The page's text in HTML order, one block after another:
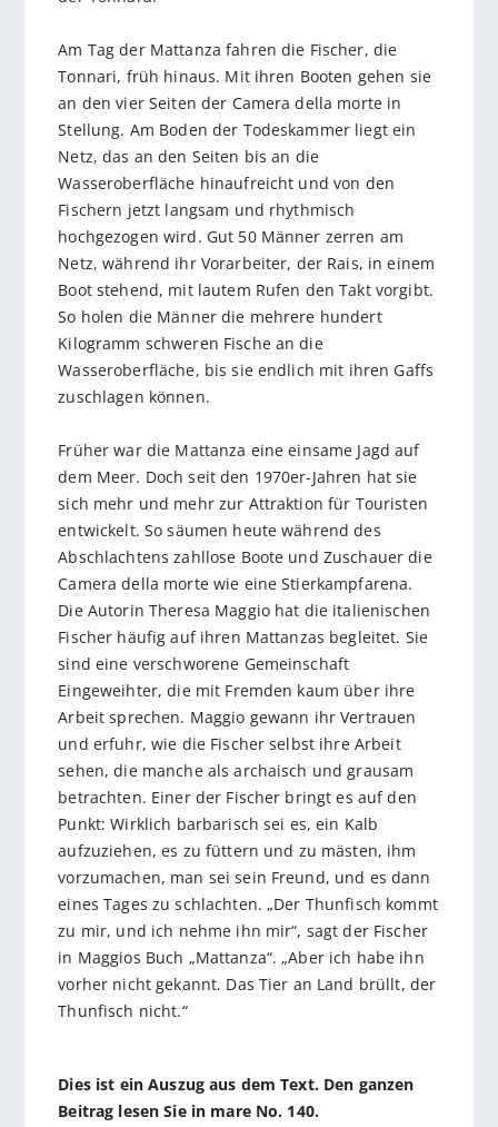
Am Tag der Mattanza fahren die Fischer, die
Tonnari, früh hinaus. Mit ihren Booten gehen sie
an den vier Seiten der Camera della morte in
Stellung. Am Boden der Todeskammer liegt ein
Netz, das an den Seiten bis an die
Wasseroberfläche hinaufreicht und von den
Fischern jetzt langsam und rhythmisch
hochgezogen wird. Gut 50 Männer zerren am
Netz, während ihr Vorarbeiter, der Rais, in einem
Boot stehend, mit lautem Rufen den Takt vorgibt.
So holen die Männer die mehrere hundert
Kilogramm schweren Fische an die
Wasseroberfläche, bis sie endlich mit ihren Gaffs
zuschlagen können.
Früher war die Mattanza eine einsame Jagd auf
dem Meer. Doch seit den 1970er-Jahren hat sie
sich mehr und mehr zur Attraktion für Touristen
entwickelt. So säumen heute während des
Abschlachtens zahllose Boote und Zuschauer die
Camera della morte wie eine Stierkampfarena.
Die Autorin Theresa Maggio hat die italienischen
Fischer häufig auf ihren Mattanzas begleitet. Sie
sind eine verschworene Gemeinschaft
Eingeweihter, die mit Fremden kaum über ihre
Arbeit sprechen. Maggio gewann ihr Vertrauen
und erfuhr, wie die Fischer selbst ihre Arbeit
sehen, die manche als archaisch und grausam
betrachten. Einer der Fischer bringt es auf den
Punkt: Wirklich barbarisch sei es, ein Kalb
aufzuziehen, es zu füttern und zu mästen, ihm
vorzumachen, man sei sein Freund, und es dann
eines Tages zu schlachten. „Der Thunfisch kommt
zu mir, und ich nehme ihn mir“, sagt der Fischer
in Maggios Buch „Mattanza“. „Aber ich habe ihn
vorher nicht gekannt. Das Tier an Land brüllt, der
Thunfisch nicht.“
Dies ist ein Auszug aus dem Text. Den ganzen
Beitrag lesen Sie in mare No. 140.